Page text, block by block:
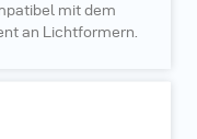
mit dem
an Lichtformern.